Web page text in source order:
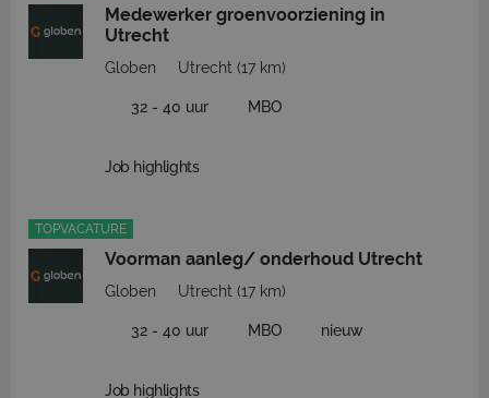
Medewerker groenvoorziening in
Utrecht
Globen Utrecht (17 km)
32 - 40 uur MBO
Job highlights
TOPVACATURE
Voorman aanleg/ onderhoud Utrecht
Globen Utrecht (17 km)
32 - 40 uur MBO nieuw
Job highlights